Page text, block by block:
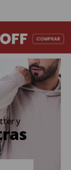
y